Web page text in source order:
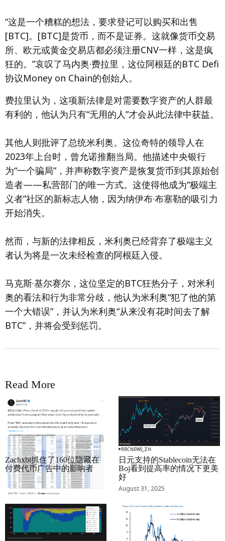
“这是一个糟糕的想法，要求登记可以购买和出售
[BTC]。[BTC]是货币，而不是证券。这就像货币交易
所、欧元或黄金交易店都必须注册CNV一样，这是疯
狂的。”哀叹了马内奥·费拉里，这位阿根廷的BTC Defi
协议Money on Chain的创始人。
费拉里认为，这项新法律是对需要数字资产的人群最
有利的，他认为只有“无用的人”才会从此法律中获益。
其他人则批评了总统米利奥。这位奇特的领导人在
2023年上台时，曾允诺推翻当局。他描述中央银行
为“一个骗局”，并声称数字资产是恢复货币到其原始创
造者——私营部门的唯一方式。这使得他成为“极端主
义者”社区的新标志人物，因为纳伊布·布塞勒的吸引力
开始消失。
然而，与新的法律相反，米利奥已经背弃了极端主义
者认为将是一次未经检查的阿根廷入侵。
马克斯·基尔赛尔，这位坚定的BTC狂热分子，对米利
奥的看法和行为非常分歧，他认为米利奥“犯了他的第
一个大错误”，并认为米利奥“从来没有花时间去了解
BTC”，并将会受到惩罚。
Read More
RRCNEWS_ZH
Zachxbt抓住了160位隐藏在
付费代币广告中的影响者
September 01, 2025
RRCNEWS_ZH
日元支持的Stablecoin无法在
Boj看到提高率的情况下更美
好
August 31, 2025